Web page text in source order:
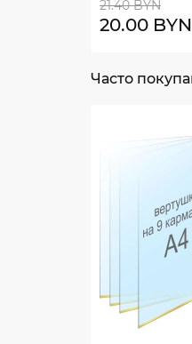
21.40 BYN
20.00 BYN
Часто